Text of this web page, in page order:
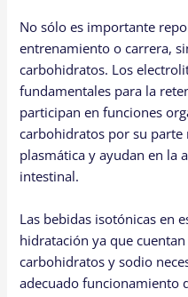
No sólo es importante
entrenamiento o carrera,
carbohidratos. Los
fundamentales para la
participan en funciones
carbohidratos por su
plasmática y ayudan en la
intestinal.
Las bebidas isotónicas en
hidratación ya que
carbohidratos y sodio
adecuado funcionamiento